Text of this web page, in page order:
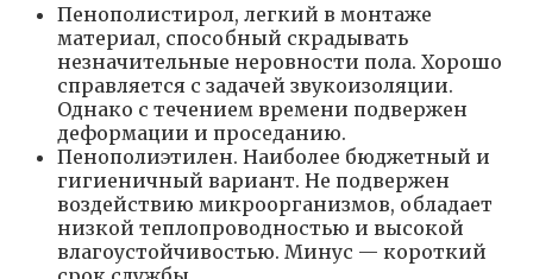
Пенополистирол, легкий в монтаже
материал, способный скрадывать
незначительные неровности пола. Хорошо
справляется с задачей звукоизоляции.
Однако с течением времени подвержен
деформации и проседанию.
Пенополиэтилен. Наиболее бюджетный и
гигиеничный вариант. Не подвержен
воздействию микроорганизмов, обладает
низкой теплопроводностью и высокой
влагоустойчивостью. Минус — короткий